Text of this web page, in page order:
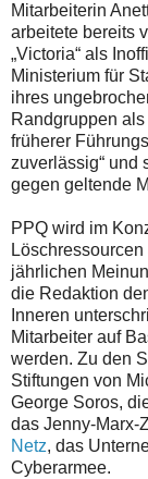
Mitarbeiterin
arbeitete bereits
„Victoria“ als
Ministerium für
ihres
Randgruppen
früherer
zuverlässig“ und
gegen geltende
PPQ wird im
jährlichen
die Redaktion
Inneren
Mitarbeiter auf
werden. Zu den
Stiftungen von
George Soros,
das Jenny-Marx-
Netz, das
Cyberarmee.